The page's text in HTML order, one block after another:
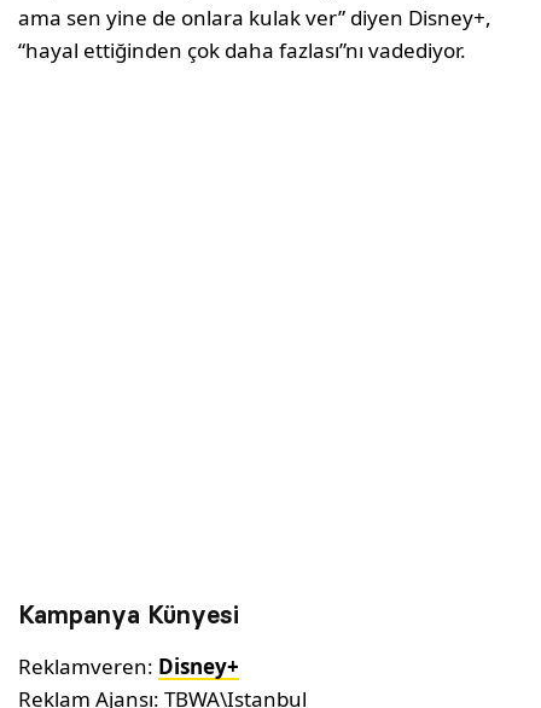
ama sen yine de onlara kulak ver” diyen Disney+,
“hayal ettiğinden çok daha fazlası”nı vadediyor.
Kampanya Künyesi
Reklamveren: Disney+
Reklam Ajansı: TBWA\Istanbul